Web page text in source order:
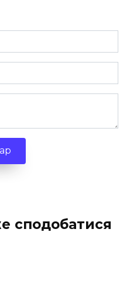
сподобатися